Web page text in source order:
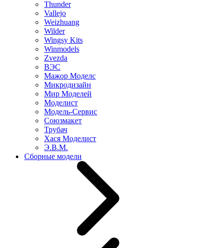
Thunder
Vallejo
Weizhuang
Wilder
Wingsy Kits
Winmodels
Zvezda
ВЭС
Мажор Моделс
Микродизайн
Мир Моделей
Моделист
Модель-Сервис
Союзмакет
Трубач
Хася Моделист
Э.В.М.
Сборные модели